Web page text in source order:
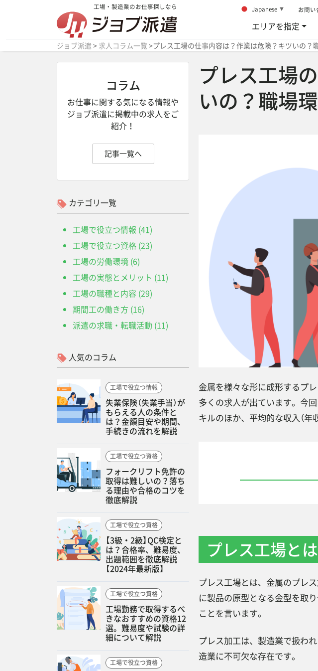
工場・製造業のお仕事探しなら Japanese ▼ お問い
エリアを指定
ジョブ派遣 > 求人コラム一覧 >プレス工場の仕事内容は？作業は危険？キツいの？
プレス工場
いの？職場
金属を様々な形に成形するプ
多くの求人が出ています。今
キルのほか、平均的な収入（年
金型に材料
プレス機で材
プレス工場で製造
プレス工場での危
プレス機械作
プレス工場と
プレス工場とは、金属のプレ
に製品の原型となる金型を取
ことを言います。
プレス加工は、製造業で扱わ
造業に不可欠な存在です。
コラム
お仕事に関する気になる情報や
ジョブ派遣に掲載中の求人をご
紹介！
記事一覧へ
カテゴリ一覧
工場で役立つ情報 (41)
工場で役立つ資格 (23)
工場の労働環境 (6)
工場の実態とメリット (11)
工場の職種と内容 (29)
期間工の働き方 (16)
派遣の求職・転職活動 (11)
人気のコラム
工場で役立つ情報
失業保険（失業手当）が
もらえる人の条件と
は？金額目安や期間、
手続きの流れを解説
工場で役立つ資格
フォークリフト免許の
取得は難しいの？落ち
る理由や合格のコツを
徹底解説
工場で役立つ資格
【3級・2級】QC検定と
は？合格率、難易度、
出題範囲を徹底解説
【2024年最新版】
工場で役立つ資格
工場勤務で取得するべ
きなおすすめの資格12
選。難易度や試験の詳
細について解説
工場で役立つ資格